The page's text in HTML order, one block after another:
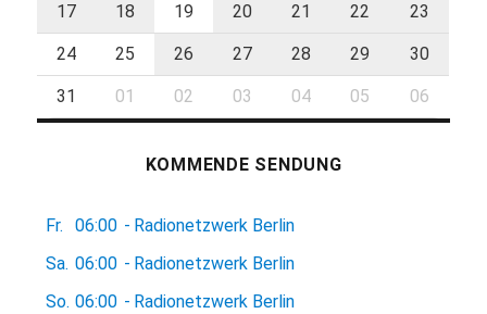
17 18 19 20 21 22 23
24 25 26 27 28 29 30
31 01 02 03 04 05 06
KOMMENDE SENDUNG
Fr. 06:00 - Radionetzwerk Berlin
Sa. 06:00 - Radionetzwerk Berlin
So. 06:00 - Radionetzwerk Berlin